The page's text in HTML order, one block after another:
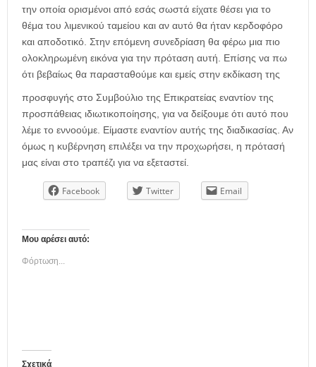
την οποία ορισμένοι από εσάς σωστά είχατε θέσει για το
θέμα του λιμενικού ταμείου και αν αυτό θα ήταν κερδοφόρο
και αποδοτικό. Στην επόμενη συνεδρίαση θα φέρω μια πιο
ολοκληρωμένη εικόνα για την πρόταση αυτή. Επίσης να πω
ότι βεβαίως θα παρασταθούμε και εμείς στην εκδίκαση της
προσφυγής στο Συμβούλιο της Επικρατείας εναντίον της
προσπάθειας ιδιωτικοποίησης, για να δείξουμε ότι αυτό που
λέμε το εννοούμε. Είμαστε εναντίον αυτής της διαδικασίας. Αν
όμως η κυβέρνηση επιλέξει να την προχωρήσει, η πρότασή
μας είναι στο τραπέζι για να εξεταστεί.
Facebook Twitter Email
Μου αρέσει αυτό:
Φόρτωση...
Σχετικά